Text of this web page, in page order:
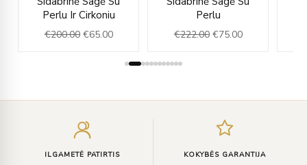
Perlu Ir Cirkoniu
€200.00
price
was:
€200.00.
€65.00
price
is:
€65.00.
Perlu
€222.00
price
was:
€222.00.
€75.00
price
€75.00.
ILGAMETĖ PATIRTIS KOKYBĖS GARANTIJA